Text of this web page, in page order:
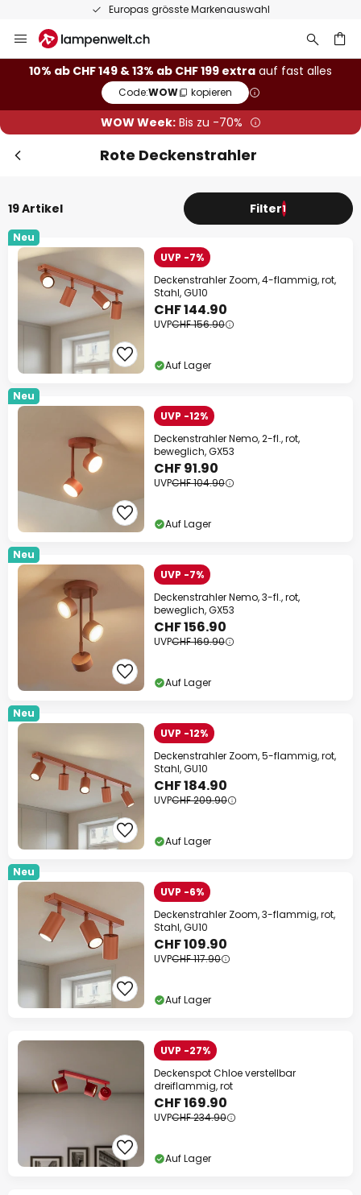
50 Tage kostenlose Retoure
Inhalt
springen
10% ab CHF 149 & 13% ab CHF 199 extra auf fast alles
Code:WOW kopieren
WOW Week:Bis zu -70%
Rote Deckenstrahler
19 Artikel Filter1
Neu
UVP -7%
Deckenstrahler Zoom, 4-flammig, rot,
Stahl, GU10
CHF 144.90
UVPCHF 156.90
Auf Lager
Neu
UVP -12%
Deckenstrahler Nemo, 2-fl., rot,
beweglich, GX53
CHF 91.90
UVPCHF 104.90
Auf Lager
Neu
UVP -7%
Deckenstrahler Nemo, 3-fl., rot,
beweglich, GX53
CHF 156.90
UVPCHF 169.90
Auf Lager
Neu
UVP -12%
Deckenstrahler Zoom, 5-flammig, rot,
Stahl, GU10
CHF 184.90
UVPCHF 209.90
Auf Lager
Neu
UVP -6%
Deckenstrahler Zoom, 3-flammig, rot,
Stahl, GU10
CHF 109.90
UVPCHF 117.90
Auf Lager
UVP -27%
Deckenspot Chloe verstellbar
dreiflammig, rot
CHF 169.90
UVPCHF 234.90
Auf Lager